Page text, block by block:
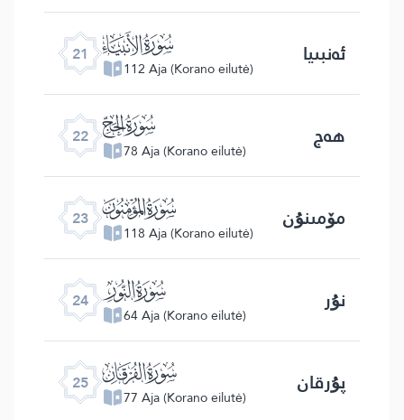
21 ﮡ
112 Aja (Korano eilutė) ئەنبىيا
22 ﮢ
78 Aja (Korano eilutė) ھەج
23 ﮣ
118 Aja (Korano eilutė) مۆمىنۇن
24 ﮤ
64 Aja (Korano eilutė) نۇر
25 ﮥ
77 Aja (Korano eilutė) پۇرقان